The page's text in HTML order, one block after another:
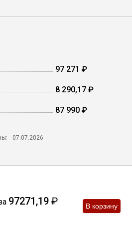
изделия
97 271 ₽
8 290,17 ₽
87 990 ₽
07.07.2026
97271,19 ₽